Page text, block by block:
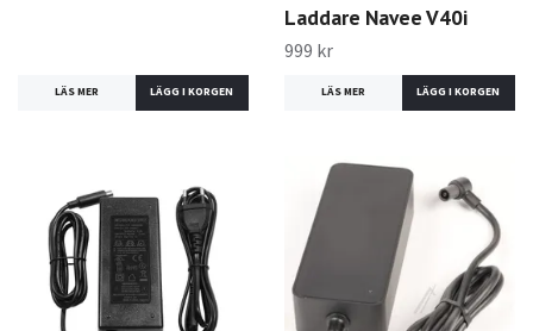
LÄS MER
Laddare Navee V40i
999 kr
LÄS MER